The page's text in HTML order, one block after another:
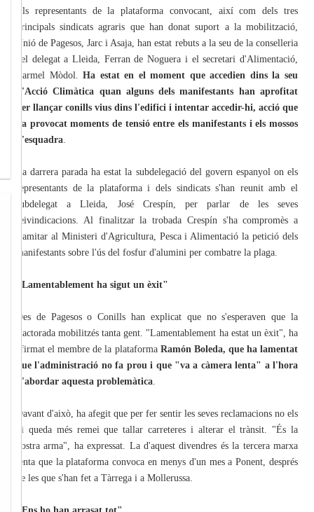
Els representants de la plataforma convocant, així com dels tres
principals sindicats agraris que han donat suport a la mobilització,
Unió de Pagesos, Jarc i Asaja, han estat rebuts a la seu de la conselleria
pel delegat a Lleida, Ferran de Noguera i el secretari d'Alimentació,
Carmel Mòdol.Ha estat en el moment que accedien dins la seu
d'Acció Climàtica quan alguns dels manifestants han aprofitat
per llançar conills vius dins l'edifici i intentar accedir-hi, acció que
ha provocat moments de tensió entre els manifestants i els mossos
d'esquadra
La darrera parada ha estat la subdelegació del govern espanyol on els
representants de la plataforma i dels sindicats s'han reunit amb el
subdelegat a Lleida, José Crespín, per parlar de les seves
reivindicacions. Al finalitzar la trobada Crespín s'ha compromès a
tramitar al Ministeri d'Agricultura, Pesca i Alimentació la petició dels
manifestants sobre l'ús del fosfur d'alumini per combatre la plaga.
"Lamentablement ha sigut un èxit"
Des de Pagesos o Conills han explicat que no s'esperaven que la
tractorada mobilitzés tanta gent. "Lamentablement ha estat un èxit", ha
afirmat el membre de la plataforma Ramón Boleda, que ha lamentat
que l'administració no fa prou i que "va a càmera lenta" a l'hora
d'abordar aquesta problemàtica
Davant d'això, ha afegit que per fer sentir les seves reclamacions no els
hi queda més remei que tallar carreteres i alterar el trànsit. "És la
nostra arma", ha expressat. La d'aquest divendres és la tercera marxa
lenta que la plataforma convoca en menys d'un mes a Ponent, després
de les que s'han fet a Tàrrega i a Mollerussa.